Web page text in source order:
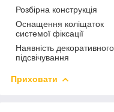
Розбірна конструкція
Оснащення коліщаток
системої фіксації
Наявність декоративного
підсвічування
Приховати